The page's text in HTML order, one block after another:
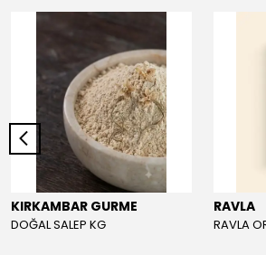
KIRKAMBAR GURME
DOĞAL SALEP KG
RAVLA